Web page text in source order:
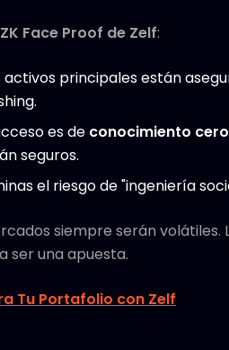
ZK Face Proof de Zelf:
activos principales están
es de conocimiento cero
seguros.
el riesgo de "ingeniería
siempre serán volátiles.
ser una apuesta.
Tu Portafolio con Zelf